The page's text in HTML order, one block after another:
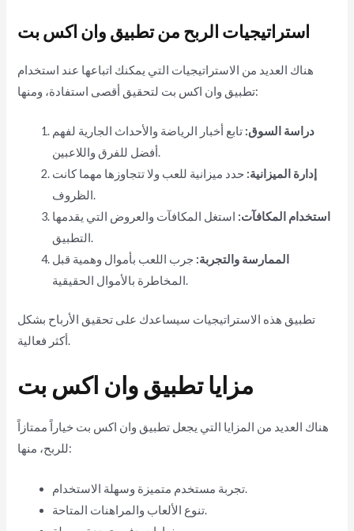
استراتيجيات الربح من تطبيق وان اكس بت
هناك العديد من الاستراتيجيات التي يمكنك اتباعها عند استخدام
تطبيق وان اكس بت لتحقيق أقصى استفادة، ومنها:
دراسة السوق: تابع أخبار الرياضة والأحداث الجارية لفهم
أفضل للفرق واللاعبين.
إدارة الميزانية: حدد ميزانية للعب ولا تتجاوزها مهما كانت
الظروف.
استخدام المكافآت: استغل المكافآت والعروض التي يقدمها
التطبيق.
الممارسة والتجربة: جرب اللعب بأموال وهمية قبل
المخاطرة بالأموال الحقيقية.
تطبيق هذه الاستراتيجيات سيساعدك على تحقيق الأرباح بشكل
أكثر فعالية.
مزايا تطبيق وان اكس بت
هناك العديد من المزايا التي يجعل تطبيق وان اكس بت خياراً ممتازاً
للربح، منها:
تجربة مستخدم متميزة وسهلة الاستخدام.
تنوع الألعاب والمراهنات المتاحة.